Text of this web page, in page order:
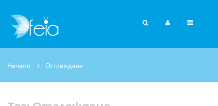
Начало Отглеждане